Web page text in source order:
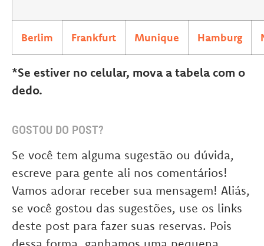
Berlim Frankfurt Munique Hamburg
*Se estiver no celular, mova a tabela com o
dedo.
GOSTOU DO POST?
Se você tem alguma sugestão ou dúvida,
escreve para gente ali nos comentários!
Vamos adorar receber sua mensagem! Aliás,
se você gostou das sugestões, use os links
deste post para fazer suas reservas. Pois